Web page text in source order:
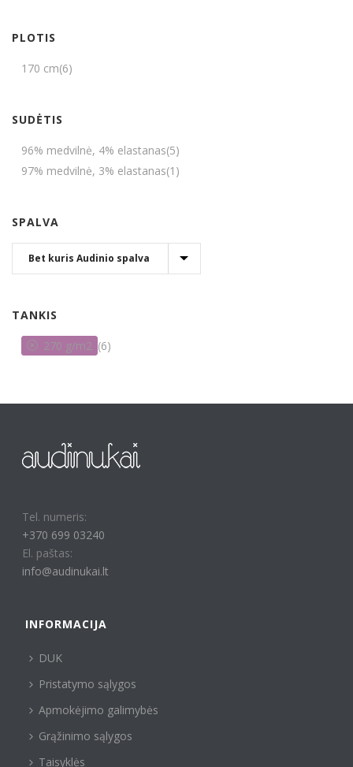
PLOTIS
170 cm(6)
SUDĖTIS
96% medvilnė, 4% elastanas(5)
97% medvilnė, 3% elastanas(1)
SPALVA
TANKIS
270 g/m2 (6)
Tel. numeris:
+370 699 03240
El. paštas:
info@audinukai.lt
INFORMACIJA
DUK
Pristatymo sąlygos
Apmokėjimo galimybės
Grąžinimo sąlygos
Taisyklės